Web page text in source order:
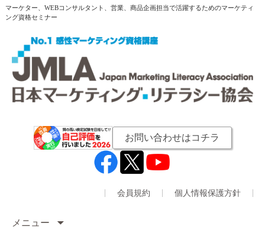
マーケター、WEBコンサルタント、営業、商品企画担当で活躍するためのマーケティ
ング資格セミナー
お問い合わせはコチラ
会員規約 個人情報保護方針
メニュー